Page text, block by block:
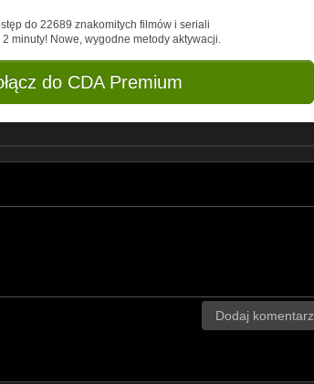
do 22689 znakomitych filmów i seriali
minuty! Nowe, wygodne metody aktywacji.
do CDA Premium
Dodaj komentarz